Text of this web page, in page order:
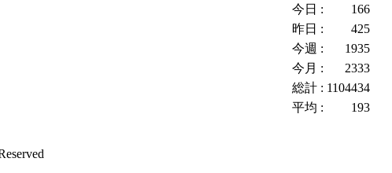
今日 :
166
昨日 :
425
今週 :
1935
今月 :
2333
総計 : 1104434
平均 :
193